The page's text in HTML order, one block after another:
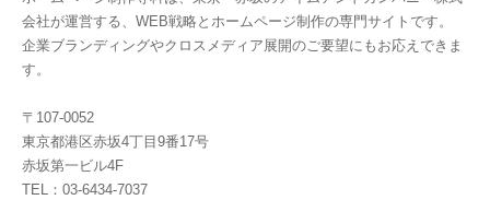
会社が運営する、WEB戦略とホームページ制作の専門サイトです。
企業ブランディングやクロスメディア展開のご要望にもお応えできま
す。
〒107-0052
東京都港区赤坂4丁目9番17号
赤坂第一ビル4F
TEL：03-6434-7037